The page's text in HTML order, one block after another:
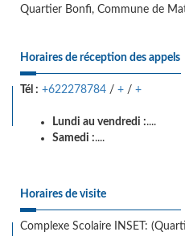
Quartier Bonfi, Commune de
Horaires de réception des appels
Tél : +622278784 / + / +
Lundi au vendredi :....
Samedi :....
Horaires de visite
Complexe Scolaire INSET: